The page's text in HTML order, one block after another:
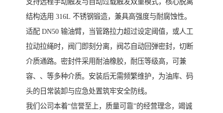
结构选用 316L 不锈钢锻造，兼具高强度与耐腐蚀性。
适配 DN50 输油臂，当管路拉力超过设定阈值，或人工
拉动拉绳时，阀门即刻分离，阀芯自动回弹密封，切断
介质通路。密封件采用耐油橡胶，耐压等级高，可兼
容、、等多种介质。安装后无需频繁维护，为油库、码
头的日常装卸与应急处置筑牢安全防线。
我们公司本着“信誉至上，质量可靠”的经营理念，竭诚